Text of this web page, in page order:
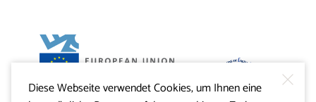
Projekt Visitkras. Die Investition wird von der Republik
Diese Webseite verwendet Cookies, um Ihnen eine